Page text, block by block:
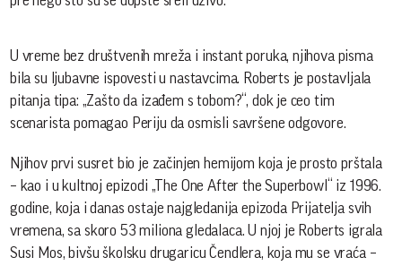
U vreme bez društvenih mreža i instant poruka, njihova pisma
bila su ljubavne ispovesti u nastavcima. Roberts je postavljala
pitanja tipa: „Zašto da izađem s tobom?“, dok je ceo tim
scenarista pomagao Periju da osmisli savršene odgovore.
Njihov prvi susret bio je začinjen hemijom koja je prosto prštala
– kao i u kultnoj epizodi „The One After the Superbowl“ iz 1996.
godine, koja i danas ostaje najgledanija epizoda Prijatelja svih
vremena, sa skoro 53 miliona gledalaca. U njoj je Roberts igrala
Susi Mos, bivšu školsku drugaricu Čendlera, koja mu se vraća –